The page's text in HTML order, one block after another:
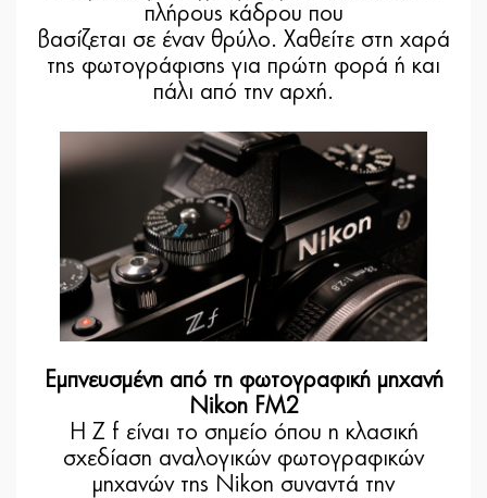
πλήρους κάδρου που
βασίζεται σε έναν θρύλο. Χαθείτε στη χαρά
της φωτογράφισης για πρώτη φορά ή και
πάλι από την αρχή.
Εμπνευσμένη από τη φωτογραφική μηχανή
Nikon FM2
Η Z f είναι το σημείο όπου η κλασική
σχεδίαση αναλογικών φωτογραφικών
μηχανών της Nikon συναντά την